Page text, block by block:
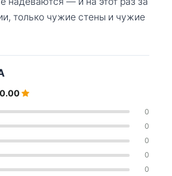
только чужие стены и чужие
0.00
0
0
0
0
0